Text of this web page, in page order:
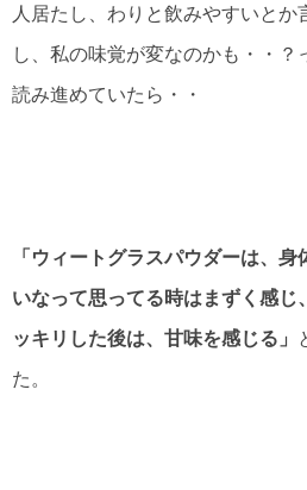
人居たし、わりと飲みやすいとか
し、私の味覚が変なのかも・・？
読み進めていたら・・
「ウィートグラスパウダーは、
いなって思ってる時はまずく感じ
ッキリした後は、甘味を感じる」
た。